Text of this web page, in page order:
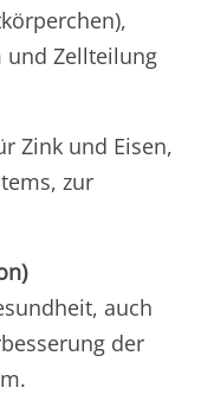
und Zellteilung
Zink und Eisen,
zur
auch
der